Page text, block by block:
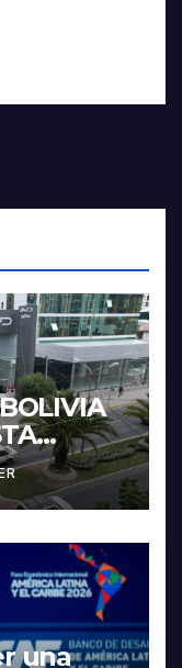
Y LA
DEL
una